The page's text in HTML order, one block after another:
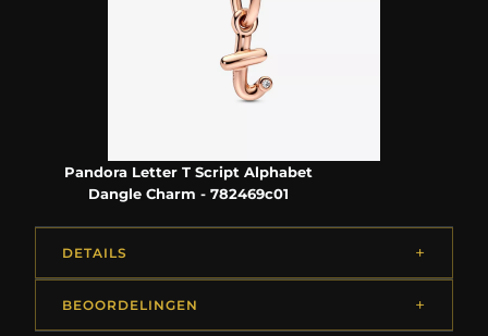
Pandora Letter T Script Alphabet
Dangle Charm - 782469c01
DETAILS
BEOORDELINGEN